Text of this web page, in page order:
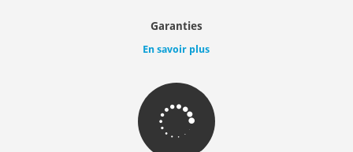
Garanties
En savoir plus
